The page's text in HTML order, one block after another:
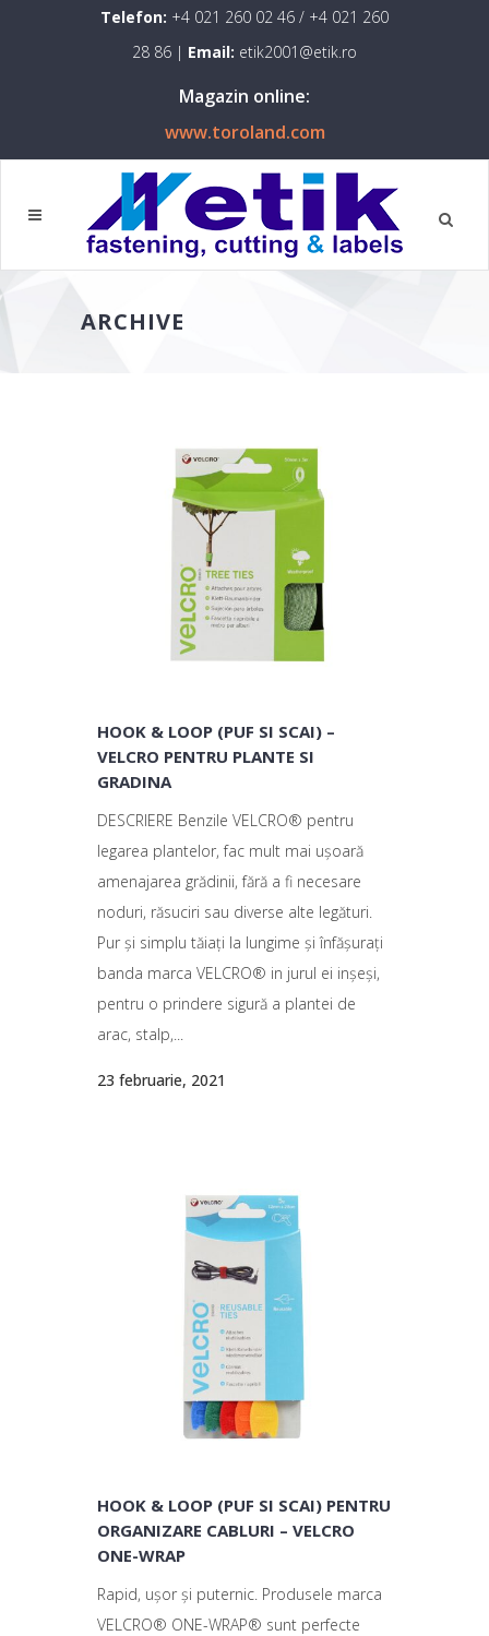
Telefon: +4 021 260 02 46 / +4 021 260
28 86 | Email: etik2001@etik.ro
Magazin online:
www.toroland.com
ARCHIVE
HOOK & LOOP (PUF SI SCAI) –
VELCRO PENTRU PLANTE SI
GRADINA
DESCRIERE Benzile VELCRO® pentru
legarea plantelor, fac mult mai ușoară
amenajarea grădinii, fără a fi necesare
noduri, răsuciri sau diverse alte legături.
Pur și simplu tăiați la lungime și înfășurați
banda marca VELCRO® in jurul ei inșeși,
pentru o prindere sigură a plantei de
arac, stalp,...
23 februarie, 2021
HOOK & LOOP (PUF SI SCAI) PENTRU
ORGANIZARE CABLURI – VELCRO
ONE-WRAP
Rapid, ușor și puternic. Produsele marca
VELCRO® ONE-WRAP® sunt perfecte